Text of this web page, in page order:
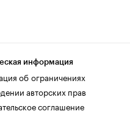
информация
об ограничениях
авторских прав
соглашение